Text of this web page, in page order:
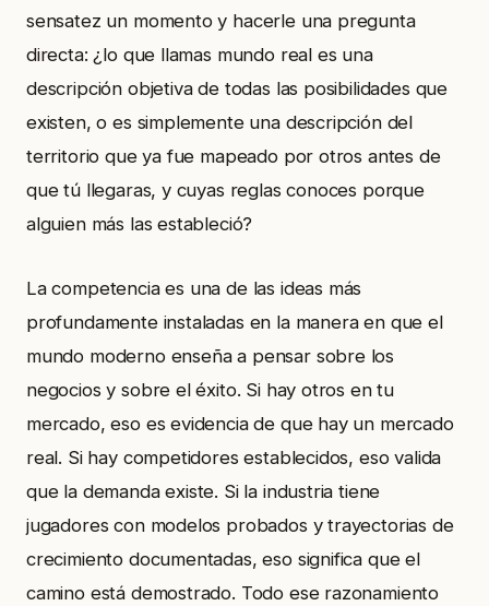
sensatez un momento y hacerle una pregunta
directa: ¿lo que llamas mundo real es una
descripción objetiva de todas las posibilidades que
existen, o es simplemente una descripción del
territorio que ya fue mapeado por otros antes de
que tú llegaras, y cuyas reglas conoces porque
alguien más las estableció?
La competencia es una de las ideas más
profundamente instaladas en la manera en que el
mundo moderno enseña a pensar sobre los
negocios y sobre el éxito. Si hay otros en tu
mercado, eso es evidencia de que hay un mercado
real. Si hay competidores establecidos, eso valida
que la demanda existe. Si la industria tiene
jugadores con modelos probados y trayectorias de
crecimiento documentadas, eso significa que el
camino está demostrado. Todo ese razonamiento